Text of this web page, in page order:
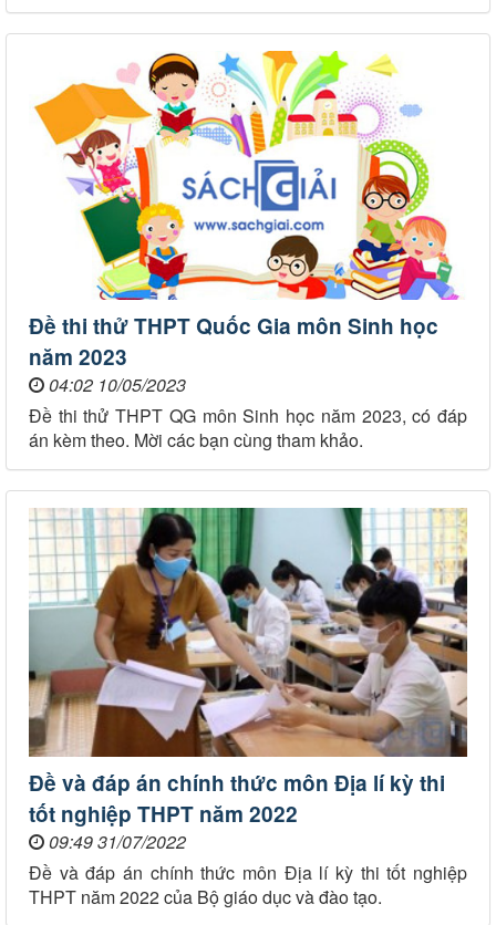
Đề thi thử THPT Quốc Gia môn Sinh học
năm 2023
04:02 10/05/2023
Đề thi thử THPT QG môn Sinh học năm 2023, có đáp
án kèm theo. Mời các bạn cùng tham khảo.
Đề và đáp án chính thức môn Địa lí kỳ thi
tốt nghiệp THPT năm 2022
09:49 31/07/2022
Đề và đáp án chính thức môn Địa lí kỳ thi tốt nghiệp
THPT năm 2022 của Bộ giáo dục và đào tạo.